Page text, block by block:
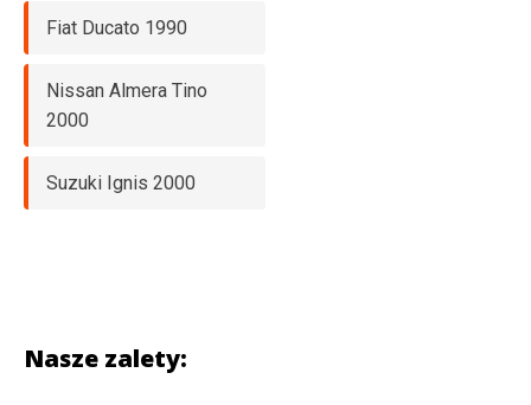
Fiat Ducato 1990
Nissan Almera Tino
2000
Suzuki Ignis 2000
Nasze zalety: